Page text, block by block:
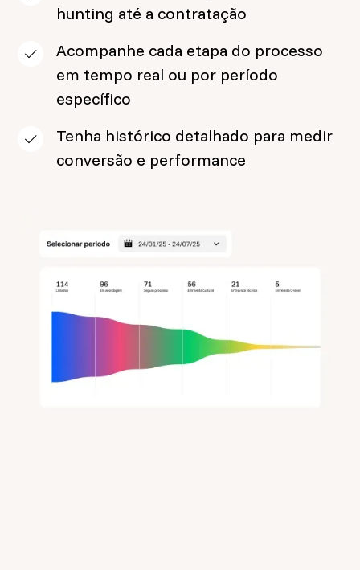
hunting até a contratação
Acompanhe cada etapa do processo
em tempo real ou por período
específico
Tenha histórico detalhado para medir
conversão e performance